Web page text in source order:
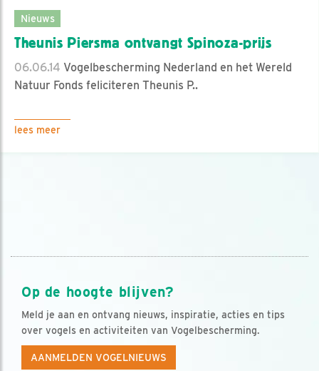
Nieuws
Theunis Piersma ontvangt Spinoza-prijs
06.06.14 Vogelbescherming Nederland en het Wereld
Natuur Fonds feliciteren Theunis P..
lees meer
Op de hoogte blijven?
Meld je aan en ontvang nieuws, inspiratie, acties en tips
over vogels en activiteiten van Vogelbescherming.
AANMELDEN VOGELNIEUWS